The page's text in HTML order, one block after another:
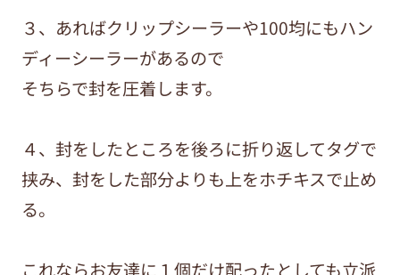
３、あればクリップシーラーや100均にもハン
ディーシーラーがあるので
そちらで封を圧着します。
４、封をしたところを後ろに折り返してタグで
挟み、封をした部分よりも上をホチキスで止め
る。
これならお友達に１個だけ配ったとしても立派